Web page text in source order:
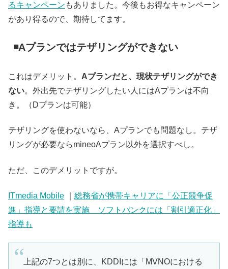
るキャンペーン もありました。今後もお得なキャンペーン
があり得るので、期待してます。
◾️Aプランではテザリングができない
これはデメリット。 Aプランだと、現状テザリングができ
ない。外出先でテザリングしたい人にはAプランは不向
き。（Dプランは可能）
テザリングを使わないなら、Aプランでも問題なし。テザ
リングが必要ならmineoAプラン以外を選択すべし。
ただ、このデメリットですが。
ITmedia Mobile
総務省が携帯キャリアに「公正競争促
進」指導と要請を実施 ソフトバンクには「割引適正化」
指導も
上記の7つとは別に、KDDIには「MVNOにおける